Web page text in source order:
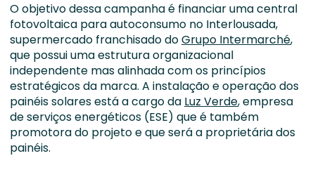
O objetivo dessa campanha é financiar uma central
fotovoltaica para autoconsumo no Interlousada,
supermercado franchisado doGrupo Intermarché,
que possui uma estrutura organizacional
independente mas alinhada com os princípios
estratégicos da marca. A instalação e operação dos
painéis solares está a cargo da Luz Verde, empresa
de serviços energéticos (ESE) que é também
promotora do projeto e que será a proprietária dos
painéis.